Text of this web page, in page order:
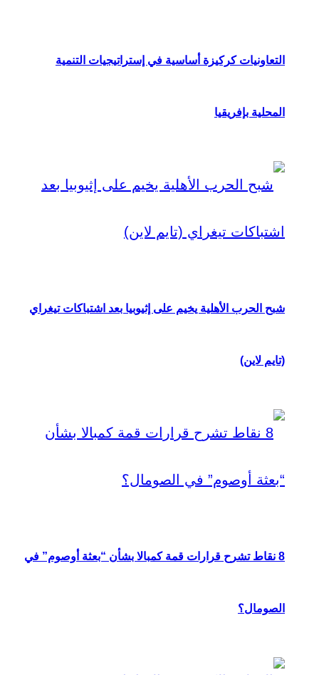
التعاونيات كركيزة أساسية في إستراتيجيات التنمية
المحلية بإفريقيا
شبح الحرب الأهلية يخيم على إثيوبيا بعد اشتباكات تيغراي
(تايم لاين)
8 نقاط تشرح قرارات قمة كمبالا بشأن “بعثة أوصوم” في
الصومال؟